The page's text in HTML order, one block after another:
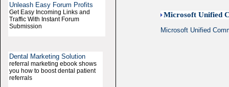
Unleash Easy Forum Profits
Get Easy Incoming Links and
Traffic With Instant Forum
Submission
Dental Marketing Solution
referral marketing ebook shows
you how to boost dental patient
referrals
Microsoft Unified
Microsoft Unified